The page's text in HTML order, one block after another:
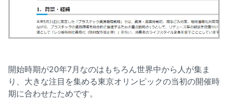
開始時期が20年7月なのはもちろん世界中から人が集ま
り、大きな注目を集める東京オリンピックの当初の開催時
期に合わせたためです。